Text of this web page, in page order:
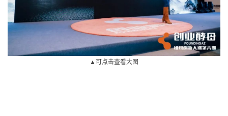
▲可点击查看大图